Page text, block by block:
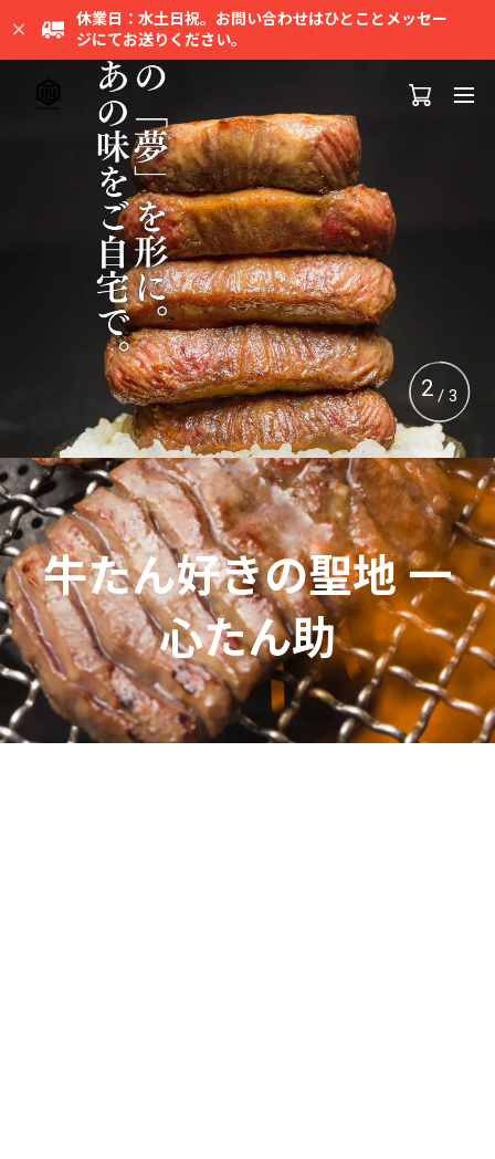
休業日：水土日祝。お問い合わせはひとことメッセー
ジにてお送りください。
3 / 3
牛たん好きの聖地 一
心たん助